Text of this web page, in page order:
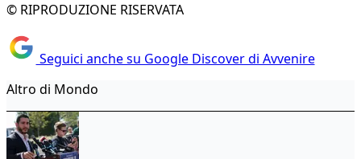
© RIPRODUZIONE RISERVATA
Seguici anche su Google Discover di Avvenire
Altro di Mondo